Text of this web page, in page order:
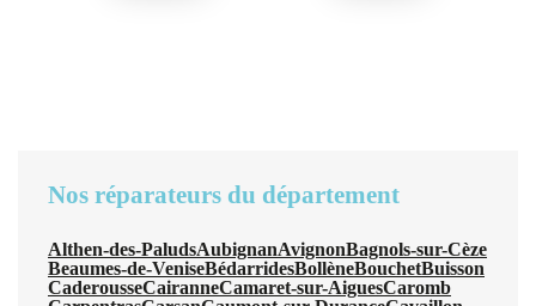
Nos réparateurs du département
Althen-des-PaludsAubignanAvignonBagnols-sur-Cèze
Beaumes-de-VeniseBédarridesBollèneBouchetBuisson
CaderousseCairanneCamaret-sur-AiguesCaromb